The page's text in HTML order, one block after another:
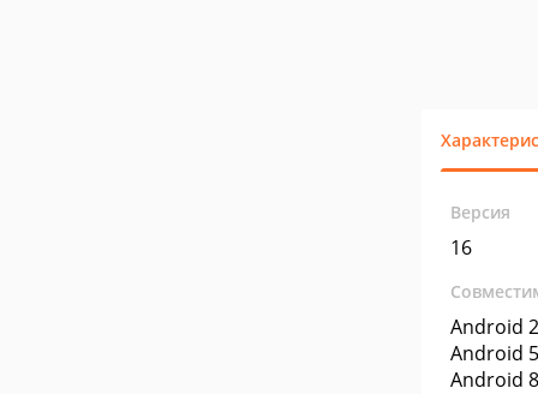
Версия
16
Android
Android
Android